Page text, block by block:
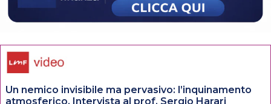
Un nemico invisibile ma pervasivo: l’inquinamento
atmosferico. Intervista al prof. Sergio Harari